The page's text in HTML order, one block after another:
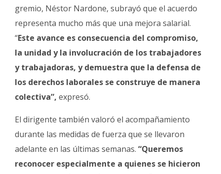
gremio, Néstor Nardone, subrayó que el acuerdo
representa mucho más que una mejora salarial.
“Este avance es consecuencia del compromiso,
la unidad y la involucración de los trabajadores
y trabajadoras, y demuestra que la defensa de
los derechos laborales se construye de manera
colectiva”, expresó.
El dirigente también valoró el acompañamiento
durante las medidas de fuerza que se llevaron
adelante en las últimas semanas. “Queremos
reconocer especialmente a quienes se hicieron